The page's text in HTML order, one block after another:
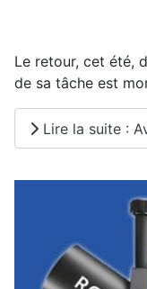
Le retour, cet été,
de sa tâche est
Lire la suite :